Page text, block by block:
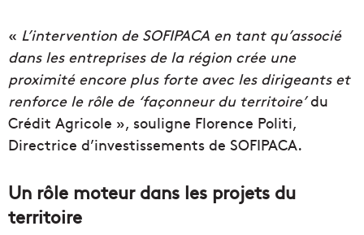
« L’intervention de SOFIPACA en tant qu’associé
dans les entreprises de la région crée une
proximité encore plus forte avec les dirigeants et
renforce le rôle de ‘façonneur du territoire’du
Crédit Agricole », souligne Florence Politi,
Directrice d’investissements de SOFIPACA.
Un rôle moteur dans les projets du
territoire